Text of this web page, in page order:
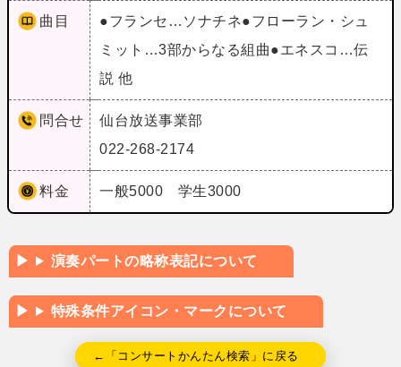
曲目
●フランセ…ソナチネ●フローラン・シュ
ミット…3部からなる組曲●エネスコ…伝
説 他
問合せ
仙台放送事業部
022-268-2174
料金 一般5000 学生3000
演奏パートの略称表記について
特殊条件アイコン・マークについて
←「コンサートかんたん検索」に戻る